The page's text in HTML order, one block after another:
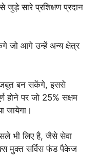
जुड़े सारे प्रशिक्षण प्रदान
जो आगे उन्हें अन्य क्षेत्र
बन सकेंगे, इससे
होने पर जो 25% सक्षम
जायेगा।
भी लिए है, जैसे सेवा
मुक्त सर्विस फंड पैकेज